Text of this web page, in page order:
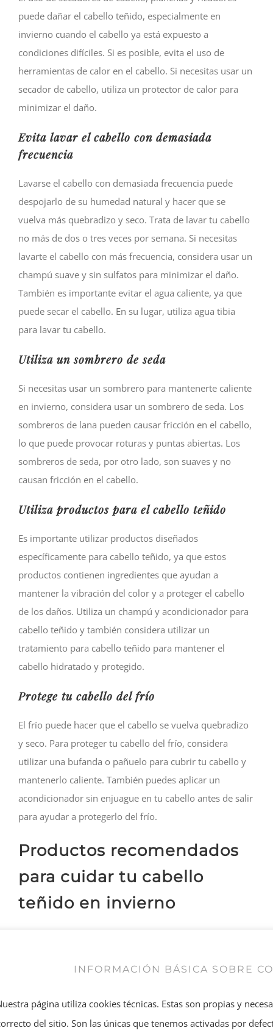
puede dañar el cabello teñido, especialmente en
invierno cuando el cabello ya está expuesto a
condiciones difíciles. Si es posible, evita el uso de
herramientas de calor en el cabello. Si necesitas usar un
secador de cabello, utiliza un protector de calor para
minimizar el daño.
Evita lavar el cabello con demasiada
frecuencia
Lavarse el cabello con demasiada frecuencia puede
despojarlo de su humedad natural y hacer que se
vuelva más quebradizo y seco. Trata de lavar tu cabello
no más de dos o tres veces por semana. Si necesitas
lavarte el cabello con más frecuencia, considera usar un
champú suave y sin sulfatos para minimizar el daño.
También es importante evitar el agua caliente, ya que
puede secar el cabello. En su lugar, utiliza agua tibia
para lavar tu cabello.
Utiliza un sombrero de seda
Si necesitas usar un sombrero para mantenerte caliente
en invierno, considera usar un sombrero de seda. Los
sombreros de lana pueden causar fricción en el cabello,
lo que puede provocar roturas y puntas abiertas. Los
sombreros de seda, por otro lado, son suaves y no
causan fricción en el cabello.
Utiliza productos para el cabello teñido
Es importante utilizar productos diseñados
específicamente para cabello teñido, ya que estos
productos contienen ingredientes que ayudan a
mantener la vibración del color y a proteger el cabello
de los daños. Utiliza un champú y acondicionador para
cabello teñido y también considera utilizar un
tratamiento para cabello teñido para mantener el
cabello hidratado y protegido.
Protege tu cabello del frío
El frío puede hacer que el cabello se vuelva quebradizo
y seco. Para proteger tu cabello del frío, considera
utilizar una bufanda o pañuelo para cubrir tu cabello y
mantenerlo caliente. También puedes aplicar un
acondicionador sin enjuague en tu cabello antes de salir
para ayudar a protegerlo del frío.
Productos recomendados
para cuidar tu cabello
teñido en invierno
El acondicionador profundo está formulado para
su apariencia. Contiene distintas proteínas que ayudan a
fortalecer y reparar el cabello.
INFORMACIÓN BÁSICA SOBRE
página utiliza cookies técnicas. Estas son propias y
del sitio. Son las únicas que tenemos activadas por